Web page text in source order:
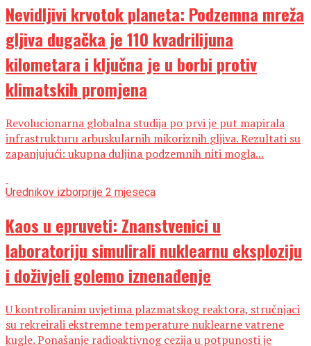
Nevidljivi krvotok planeta: Podzemna mreža
gljiva dugačka je 110 kvadrilijuna
kilometara i ključna je u borbi protiv
klimatskih promjena
Revolucionarna globalna studija po prvi je put mapirala
infrastrukturu arbuskularnih mikoriznih gljiva. Rezultati su
zapanjujući: ukupna duljina podzemnih niti mogla...
Urednikov izborprije 2 mjeseca
Kaos u epruveti: Znanstvenici u
laboratoriju simulirali nuklearnu eksploziju
i doživjeli golemo iznenađenje
U kontroliranim uvjetima plazmatskog reaktora, stručnjaci
su rekreirali ekstremne temperature nuklearne vatrene
kugle. Ponašanje radioaktivnog cezija u potpunosti je